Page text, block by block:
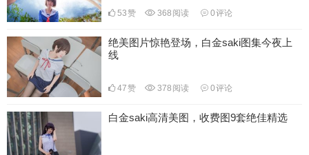
53赞 368 阅读 0评论
绝美图片惊艳登场，白金saki图集今夜上
线
47赞 378 阅读 0评论
白金saki高清美图，收费图9套绝佳精选